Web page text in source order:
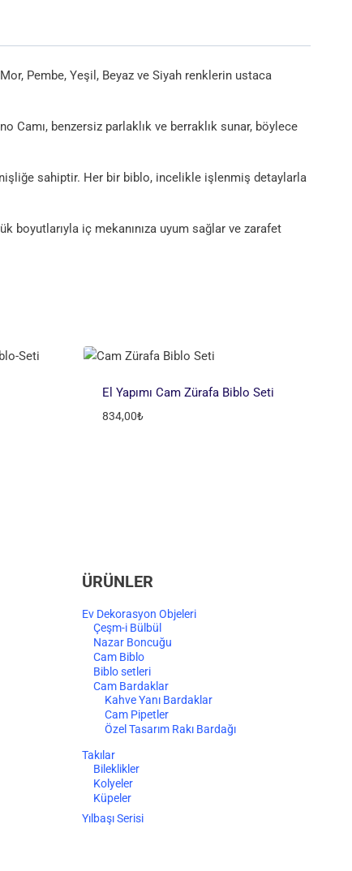
Pembe, Yeşil, Beyaz ve Siyah renklerin ustaca
Camı, benzersiz parlaklık ve berraklık sunar, böylece
sahiptir. Her bir biblo, incelikle işlenmiş detaylarla
iç mekanınıza uyum sağlar ve zarafet
El Yapımı Cam Zürafa Biblo Seti
834,00₺
ÜRÜNLER
Ev Dekorasyon Objeleri
Çeşm-i Bülbül
Nazar Boncuğu
Cam Biblo
Biblo setleri
Cam Bardaklar
Kahve Yanı Bardaklar
Cam Pipetler
Özel Tasarım Rakı Bardağı
Takılar
Bileklikler
Kolyeler
Küpeler
Yılbaşı Serisi